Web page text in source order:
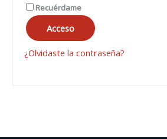
Recuérdame
Acceso
¿Olvidaste la contraseña?